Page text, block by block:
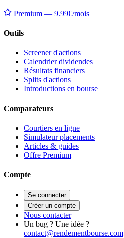
Premium — 9.99€/mois
Outils
Screener d'actions
Calendrier dividendes
Résultats financiers
Splits d'actions
Introductions en bourse
Comparateurs
Courtiers en ligne
Simulateur placements
Articles & guides
Offre Premium
Compte
Se connecter
Créer un compte
Nous contacter
Un bug ? Une idée ?
contact@rendementbourse.com